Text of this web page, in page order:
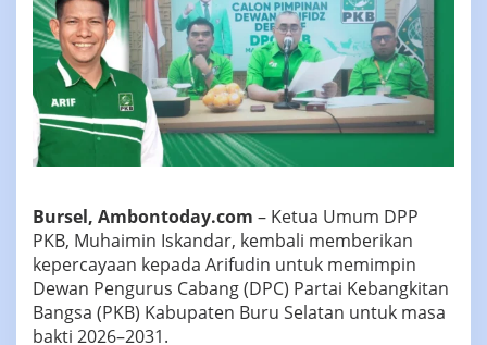
Bursel, Ambontoday.com – Ketua Umum DPP
PKB, Muhaimin Iskandar, kembali memberikan
kepercayaan kepada Arifudin untuk memimpin
Dewan Pengurus Cabang (DPC) Partai Kebangkitan
Bangsa (PKB) Kabupaten Buru Selatan untuk masa
bakti 2026–2031.